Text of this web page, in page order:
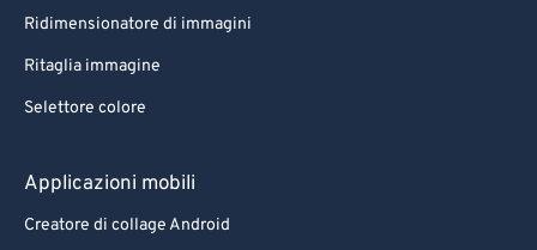
Ridimensionatore di immagini
Ritaglia immagine
Selettore colore
Applicazioni mobili
Creatore di collage Android